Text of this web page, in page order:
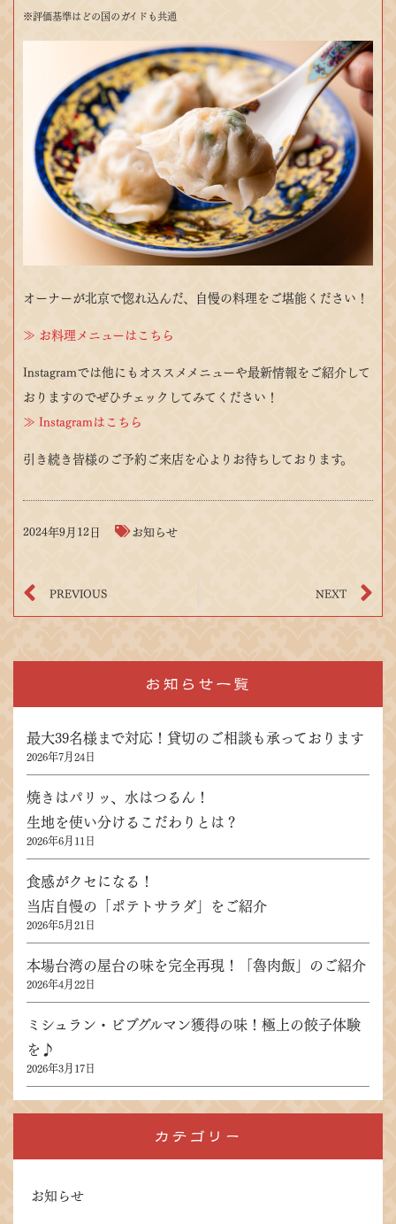
※評価基準はどの国のガイドも共通
オーナーが北京で惚れ込んだ、自慢の料理をご堪能ください！
≫ お料理メニューはこちら
Instagramでは他にもオススメメニューや最新情報をご紹介して
おりますのでぜひチェックしてみてください！
≫ Instagramはこちら
引き続き皆様のご予約ご来店を心よりお待ちしております。
2024年9月12日 お知らせ
PREVIOUS NEXT
お知らせ一覧
最大39名様まで対応！貸切のご相談も承っております
2026年7月24日
焼きはパリッ、水はつるん！
生地を使い分けるこだわりとは？
2026年6月11日
食感がクセになる！
当店自慢の「ポテトサラダ」をご紹介
2026年5月21日
本場台湾の屋台の味を完全再現！「魯肉飯」のご紹介
2026年4月22日
ミシュラン・ビブグルマン獲得の味！極上の餃子体験
を♪
2026年3月17日
カテゴリー
お知らせ